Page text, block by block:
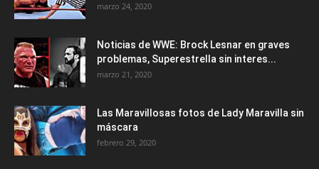
marzo 24, 2020
Noticias de WWE: Brock Lesnar en graves
problemas, Superestrella sin interes...
marzo 21, 2020
Las Maravillosas fotos de Lady Maravilla sin
máscara
febrero 29, 2020